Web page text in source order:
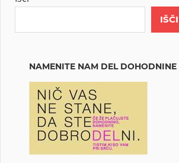
IŠČI
NAMENITE NAM DEL DOHODNINE